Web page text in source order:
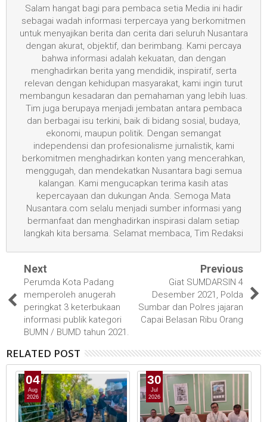
Salam hangat bagi para pembaca setia Media ini hadir
sebagai wadah informasi terpercaya yang berkomitmen
untuk menyajikan berita dan cerita dari seluruh Nusantara
dengan akurat, objektif, dan berimbang. Kami percaya
bahwa informasi adalah kekuatan, dan dengan
menghadirkan berita yang mendidik, inspiratif, serta
relevan dengan kehidupan masyarakat, kami ingin turut
membangun kesadaran dan pemahaman yang lebih luas.
Tim juga berupaya menjadi jembatan antara pembaca
dan berbagai isu terkini, baik di bidang sosial, budaya,
ekonomi, maupun politik. Dengan semangat
independensi dan profesionalisme jurnalistik, kami
berkomitmen menghadirkan konten yang mencerahkan,
menggugah, dan mendekatkan Nusantara bagi semua
kalangan. Kami mengucapkan terima kasih atas
kepercayaan dan dukungan Anda. Semoga Mata
Nusantara.com selalu menjadi sumber informasi yang
bermanfaat dan menghadirkan inspirasi dalam setiap
langkah kita bersama. Selamat membaca, Tim Redaksi
Next
Perumda Kota Padang
memperoleh anugerah
peringkat 3 keterbukaan
informasi publik kategori
BUMN / BUMD tahun 2021.
Previous
Giat SUMDARSIN 4
Desember 2021, Polda
Sumbar dan Polres jajaran
Capai Belasan Ribu Orang
RELATED POST
04
Aug
2026
30
Jul
2026